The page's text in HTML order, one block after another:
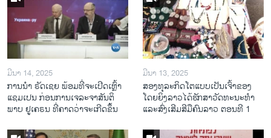
ມີນາ 14, 2025
ການ​ນຳ ຣັດ​ເຊຍ ພ້ອມ​ທີ່​ຈະ​ເປີ​ດ​ເຫຼົ້າ​
ແຊມ​ເປນ ກ່ອນການ​ເຈ​ລະ​ຈາ​ສັນ​ຕິ​
ພາບ ຢູ​ເຄ​ຣນ ທີ່​ຄາດ​ວ່າ​ຈະ​ເກີດ​ຂຶ້ນ
ມີນາ 13, 2025
ສອງທຸລະກິດໂຕແບບເປັນເຈົ້າຂອງ
ໂດຍຍິງລາວໄດ້ຮັກສາວັດທະນະທຳ
ແລະສົ່ງເສີມສີມືຄົນລາວ ຕອນທີ 1